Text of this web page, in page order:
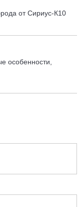
от Сириус-К10
особенности,